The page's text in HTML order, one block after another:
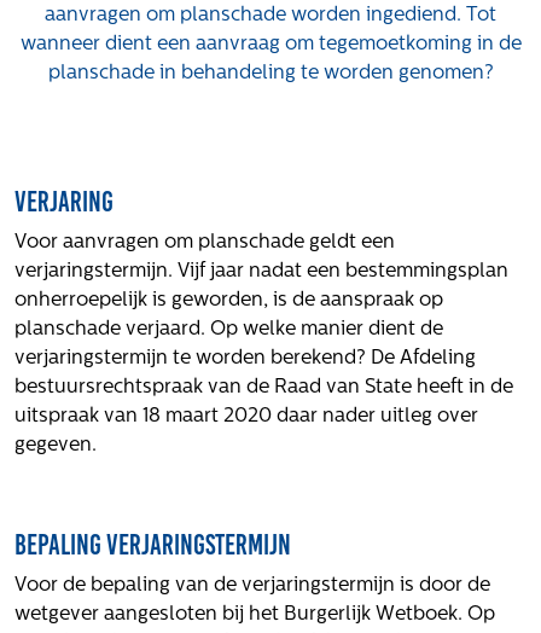
Over ons
Maatschappelijk
Het verhaal van Gloudemans
Werken bij Gloudemans
Actueel
Nieuws
Blogs
Uitspraken
Contact
Klachten
aanvragen om planschade worden ingediend. Tot
wanneer dient een aanvraag om tegemoetkoming in de
planschade in behandeling te worden genomen?
Verjaring
Voor aanvragen om planschade geldt een
verjaringstermijn. Vijf jaar nadat een bestemmingsplan
onherroepelijk is geworden, is de aanspraak op
planschade verjaard. Op welke manier dient de
verjaringstermijn te worden berekend? De Afdeling
bestuursrechtspraak van de Raad van State heeft in de
uitspraak van 18 maart 2020 daar nader uitleg over
gegeven.
Bepaling verjaringstermijn
Voor de bepaling van de verjaringstermijn is door de
wetgever aangesloten bij het Burgerlijk Wetboek. Op